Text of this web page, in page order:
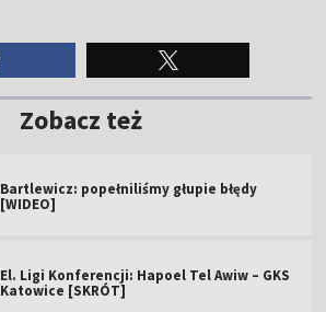
Zobacz też
Bartlewicz: popełniliśmy głupie błędy
[WIDEO]
El. Ligi Konferencji: Hapoel Tel Awiw – GKS
Katowice [SKRÓT]